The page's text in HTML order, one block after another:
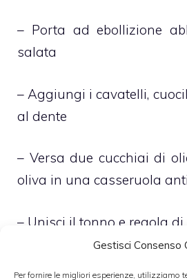
Gestisci Consenso
Per fornire le migliori esperienze, utilizziamo
– Porta ad ebollizione
salata
– Aggiungi i cavatelli,
al dente
– Versa due cucchiai di
oliva in una casseruola
– Unisci il tonno e regola di